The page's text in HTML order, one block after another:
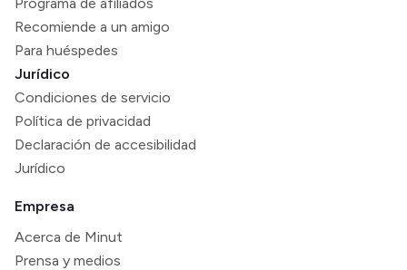
Recomiende a un amigo
Para huéspedes
Jurídico
Condiciones de servicio
Política de privacidad
Declaración de accesibilidad
Jurídico
Empresa
Acerca de Minut
Prensa y medios